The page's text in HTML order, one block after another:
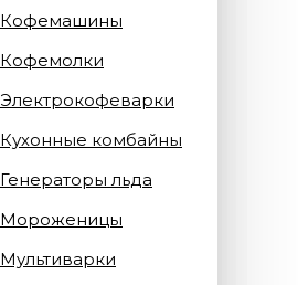
Кофемашины
Кофемолки
Электрокофеварки
Кухонные комбайны
Генераторы льда
Мороженицы
Мультиварки